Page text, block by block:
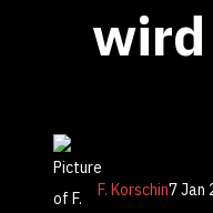
wird
7 Jan
F. Korschin